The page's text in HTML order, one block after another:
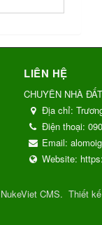
LIÊN HỆ
CHUYÊN NHÀ
Địa chỉ:
Điện thoại:
Email:
Website:
NukeViet CMS. Thiết